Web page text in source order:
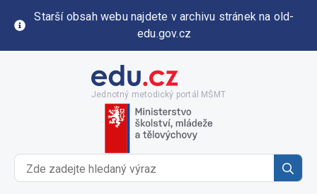
Starší obsah webu najdete v archivu stránek na old-
edu.gov.cz
Jednotný metodický portál MŠMT
for: